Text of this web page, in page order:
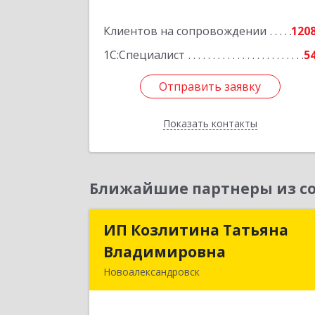
Клиентов на сопровождении
1С:Специалист
Отправить заявку
Показать контакты
Отправить заявку
Назад
Ближайшие партнеры из
ИП Козлитина Татьяна
Владимировна
Новоалександровск
ИП Козлитина Татьяна
Владимировна